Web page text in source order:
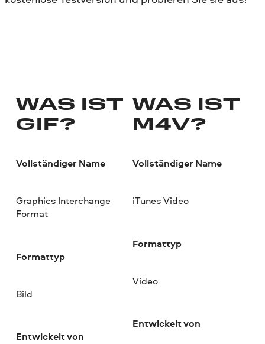
WAS IST
GIF?
Vollständiger Name
Graphics Interchange
Format
Formattyp
Bild
Entwickelt von
WAS IST
M4V?
Vollständiger Name
iTunes Video
Formattyp
Video
Entwickelt von